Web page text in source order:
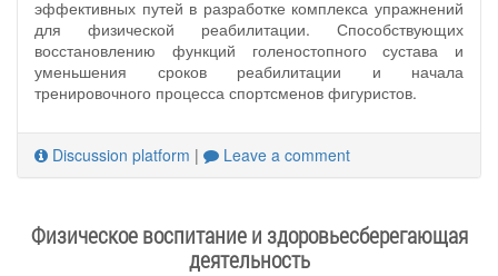
эффективных путей в разработке комплекса упражнений
для физической реабилитации. Способствующих
восстановлению функций голеностопного сустава и
уменьшения сроков реабилитации и начала
тренировочного процесса спортсменов фигуристов.
Discussion platform | Leave a comment
Физическое воспитание и здоровьесберегающая
деятельность